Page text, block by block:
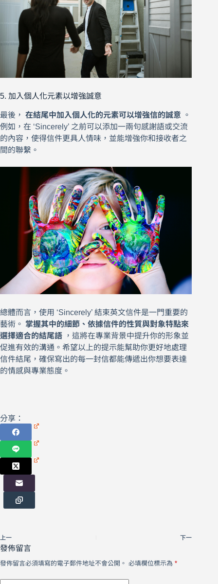
5. 加入個人化元素以增強誠意
最後， 在結尾中加入個人化的元素可以增強信的誠意 。
例如，在 ‘Sincerely’ 之前可以添加一兩句感謝語或交流
的內容，使得信件更具人情味，並能增強你和接收者之
間的聯繫。
總體而言，使用 ‘Sincerely’ 結束英文信件是一門重要的
藝術。 掌握其中的細節、依據信件的性質與對象特點來
選擇適合的結尾語 ，這將在專業背景中提升你的形象並
促進有效的溝通。希望以上的提示能幫助你更好地處理
信件結尾，確保寫出的每一封信都能傳遞出你想要表達
的情感與專業態度。
分享：
上一 下一
發佈留言
發佈留言必須填寫的電子郵件地址不會公開。 必填欄位標示為 *